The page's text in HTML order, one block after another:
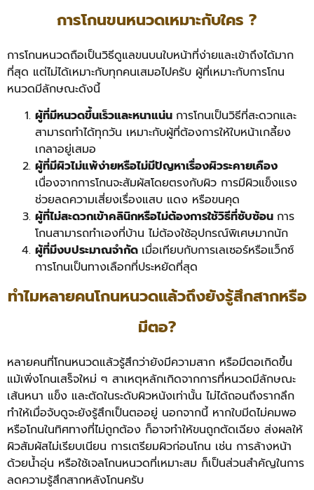
การโกนขนหนวดเหมาะกับใคร ?
การโกนหนวดถือเป็นวิธีดูแลขนบนใบหน้าที่ง่ายและเข้าถึงได้มาก
ที่สุด แต่ไม่ได้เหมาะกับทุกคนเสมอไปครับ ผู้ที่เหมาะกับการโกน
หนวดมีลักษณะดังนี้
ผู้ที่มีหนวดขึ้นเร็วและหนาแน่น การโกนเป็นวิธีที่สะดวกและ
สามารถทำได้ทุกวัน เหมาะกับผู้ที่ต้องการให้ใบหน้าเกลี้ยง
เกลาอยู่เสมอ
ผู้ที่มีผิวไม่แพ้ง่ายหรือไม่มีปัญหาเรื่องผิวระคายเคือง
เนื่องจากการโกนจะสัมผัสโดยตรงกับผิว การมีผิวแข็งแรง
ช่วยลดความเสี่ยงเรื่องแสบ แดง หรือขนคุด
ผู้ที่ไม่สะดวกเข้าคลินิกหรือไม่ต้องการใช้วิธีที่ซับซ้อน การ
โกนสามารถทำเองที่บ้าน ไม่ต้องใช้อุปกรณ์พิเศษมากนัก
ผู้ที่มีงบประมาณจำกัด เมื่อเทียบกับการเลเซอร์หรือแว็กซ์
การโกนเป็นทางเลือกที่ประหยัดที่สุด
ทำไมหลายคนโกนหนวดแล้วถึงยังรู้สึกสากหรือ
มีตอ?
หลายคนที่โกนหนวดแล้วรู้สึกว่ายังมีความสาก หรือมีตอเกิดขึ้น
แม้เพิ่งโกนเสร็จใหม่ ๆ สาเหตุหลักเกิดจากการที่หนวดมีลักษณะ
เส้นหนา แข็ง และตัดในระดับผิวหนังเท่านั้น ไม่ได้ถอนถึงรากลึก
ทำให้เมื่อจับดูจะยังรู้สึกเป็นตออยู่ นอกจากนี้ หากใบมีดไม่คมพอ
หรือโกนในทิศทางที่ไม่ถูกต้อง ก็อาจทำให้ขนถูกตัดเฉียง ส่งผลให้
ผิวสัมผัสไม่เรียบเนียน การเตรียมผิวก่อนโกน เช่น การล้างหน้า
ด้วยน้ำอุ่น หรือใช้เจลโกนหนวดที่เหมาะสม ก็เป็นส่วนสำคัญในการ
ลดความรู้สึกสากหลังโกนครับ